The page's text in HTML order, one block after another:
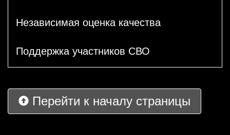
Независимая оценка качества
Поддержка участников СВО
Перейти к началу страницы